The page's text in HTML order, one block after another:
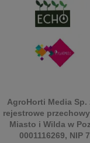
AgroHorti Media Sp.
rejestrowe
Miasto i Wilda w
0001116269, NIP